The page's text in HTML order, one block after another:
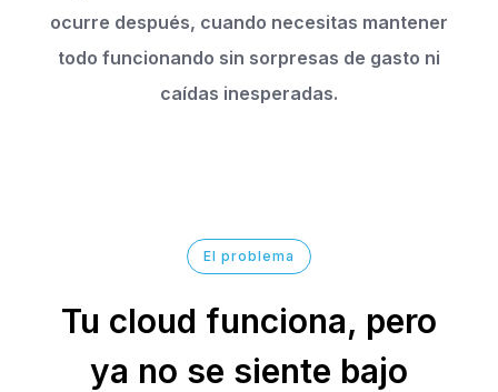
ocurre después, cuando necesitas mantener
todo funcionando sin sorpresas de gasto ni
caídas inesperadas.
El problema
Tu cloud funciona, pero
ya no se siente bajo